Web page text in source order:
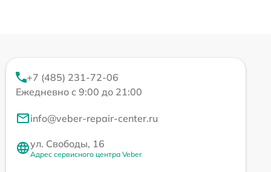
+7 (485) 231-72-06
Ежедневно с 9:00 до 21:00
info@veber-repair-center.ru
ул. Свободы, 16
Адрес сервисного центра Veber